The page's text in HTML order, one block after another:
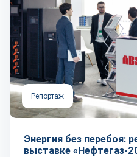
Репортаж
Энергия без перебоя:
выставке «Нефтегаз-